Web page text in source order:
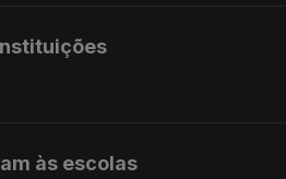
às escolas